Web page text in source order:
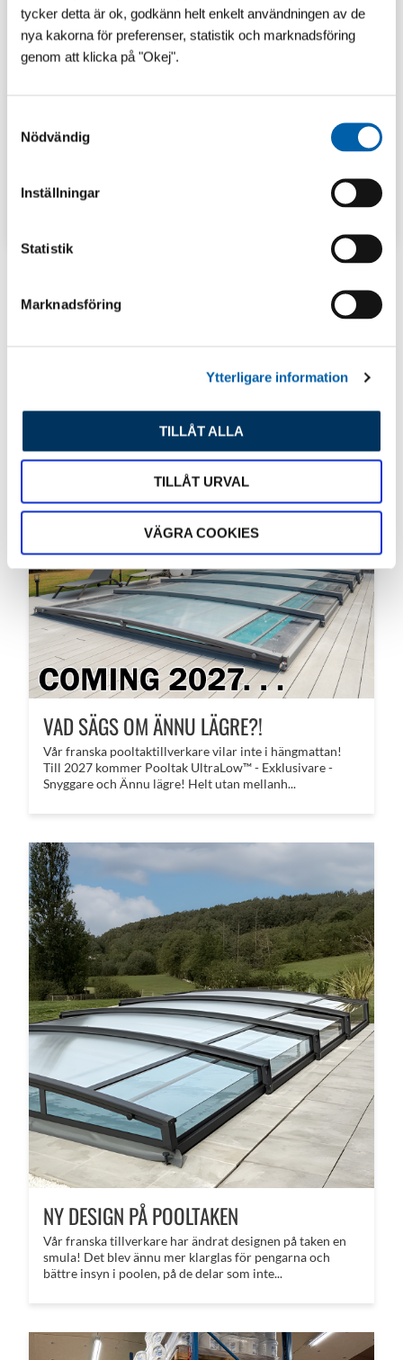
tycker detta är ok, godkänn helt enkelt användningen av de
nya kakorna för preferenser, statistik och marknadsföring
genom att klicka på "Okej".
Nödvändig
Inställningar
Statistik
Marknadsföring
Ytterligare information
TILLÅT ALLA
TILLÅT URVAL
VÄGRA COOKIES
Senaste inlägg
VAD SÄGS OM ÄNNU LÄGRE?!
​Vår franska pooltaktillverkare vilar inte i hängmattan!
Till 2027 kommer Pooltak UltraLow™ - Exklusivare -
Snyggare och Ännu lägre! Helt utan mellanh...
NY DESIGN PÅ POOLTAKEN
Vår franska tillverkare har ändrat designen på taken en
smula! Det blev ännu mer klarglas för pengarna och
bättre insyn i poolen, på de delar som inte...